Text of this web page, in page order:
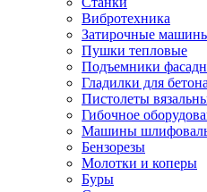
Вибротехника
Затирочные
Пушки тепловые
Подъемники
Гладилки для бетона
Пистолеты
Гибочное
Машины
Бензорезы
Молотки и коперы
Буры